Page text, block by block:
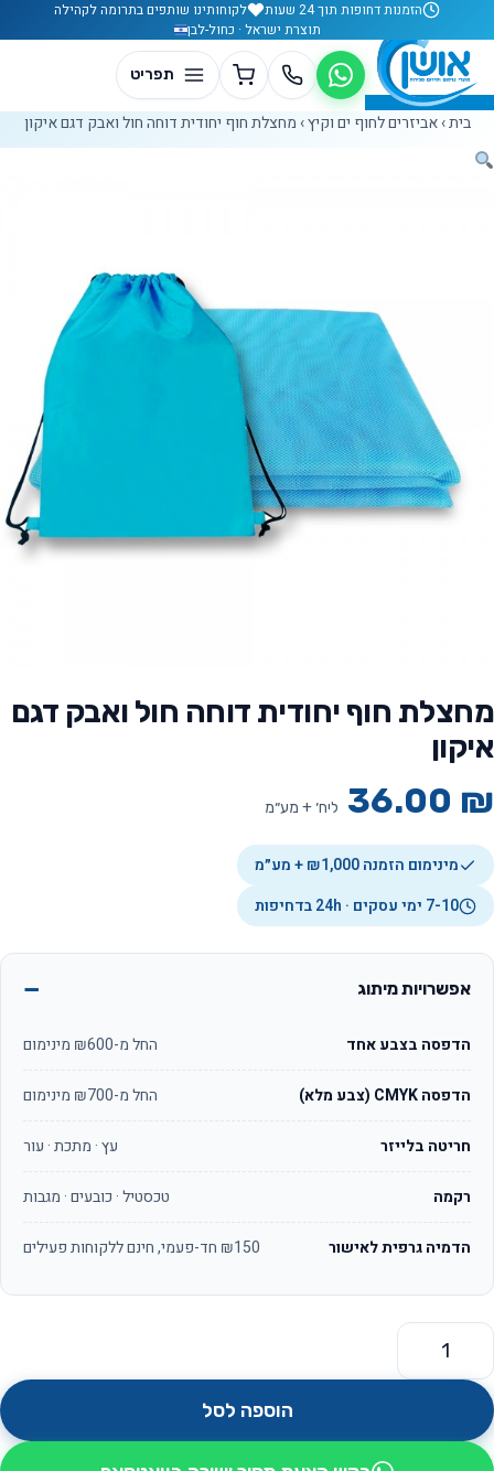
דלג לתוכןהזמנות דחופות תוך 24 שעות
לקוחותינו שותפים בתרומה לקהילה
תוצרת ישראל · כחול-לבן
בית› אביזרים לחוף ים וקיץ› מחצלת חוף יחודית דוחה חול ואבק דגם איקון
מחצלת חוף יחודית דוחה חול ואבק דגם
איקון
36.00 ₪ ליח׳ + מע״מ
מינימום הזמנה ₪1,000 + מע״מ
7-10 ימי עסקים · 24h בדחיפות
אפשרויות מיתוג
הדפסה בצבע אחד החל מ-₪600 מינימום
הדפסה CMYK (צבע מלא) החל מ-₪700 מינימום
חריטה בלייזר עץ · מתכת · עור
רקמה טכסטיל · כובעים · מגבות
הדמיה גרפית לאישור ₪150 חד-פעמי, חינם ללקוחות פעילים
כמות של מחצלת חוף יחודית דוחה חול ואבק דגם איקון
הוספה לסל